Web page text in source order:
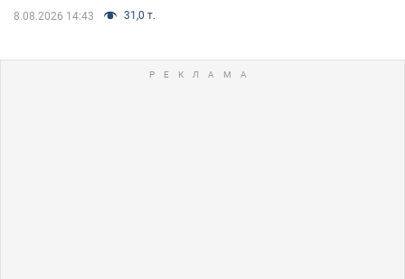
8.08.2026 14:43 31,0 т.